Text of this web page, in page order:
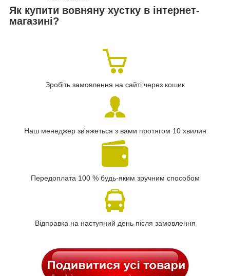
Як купити вовняну хустку в інтернет-
магазині?
Зробіть замовлення на сайті через кошик
Наш менеджер зв'яжеться з вами протягом 10 хвилин
Передоплата 100 % будь-яким зручним способом
Відправка на наступний день після замовлення